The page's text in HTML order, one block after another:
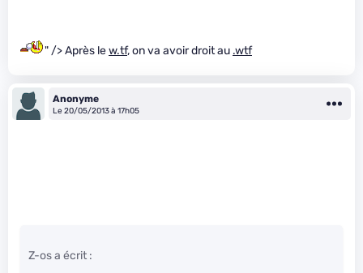
" /> Après lew.tf, on va avoir droit au .wtf
Anonyme
Le 20/05/2013 à 17h05
Z-os a écrit :